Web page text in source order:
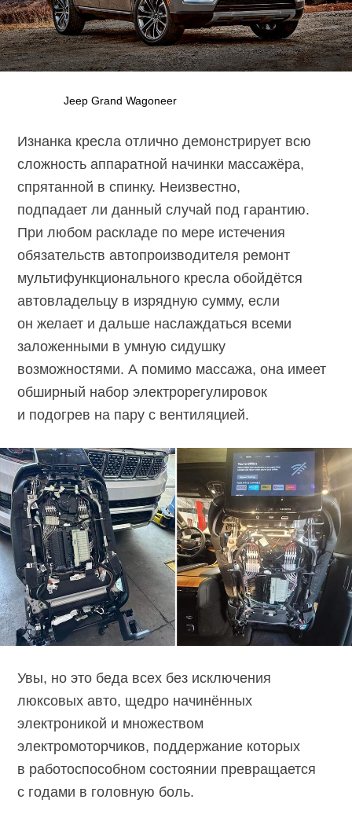
Jeep Grand Wagoneer
Изнанка кресла отлично демонстрирует всю
сложность аппаратной начинки массажёра,
спрятанной в спинку. Неизвестно,
подпадает ли данный случай под гарантию.
При любом раскладе по мере истечения
обязательств автопроизводителя ремонт
мультифункционального кресла обойдётся
автовладельцу в изрядную сумму, если
он желает и дальше наслаждаться всеми
заложенными в умную сидушку
возможностями. А помимо массажа, она имеет
обширный набор электрорегулировок
и подогрев на пару с вентиляцией.
Увы, но это беда всех без исключения
люксовых авто, щедро начинённых
электроникой и множеством
электромоторчиков, поддержание которых
в работоспособном состоянии превращается
с годами в головную боль.